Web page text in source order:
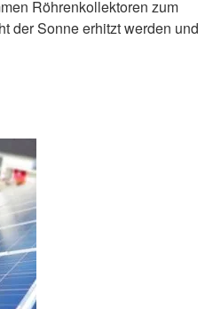
Röhrenkollektoren zum
der Sonne erhitzt werden und